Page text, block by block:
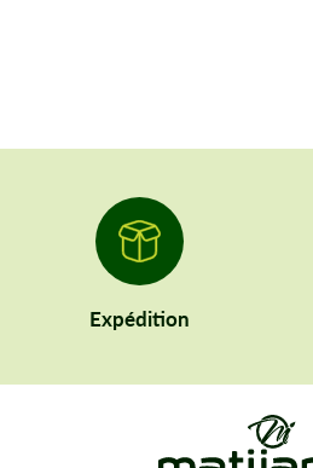
Expédition